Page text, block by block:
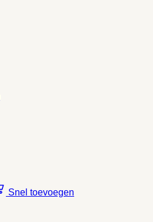
Snel toevoegen